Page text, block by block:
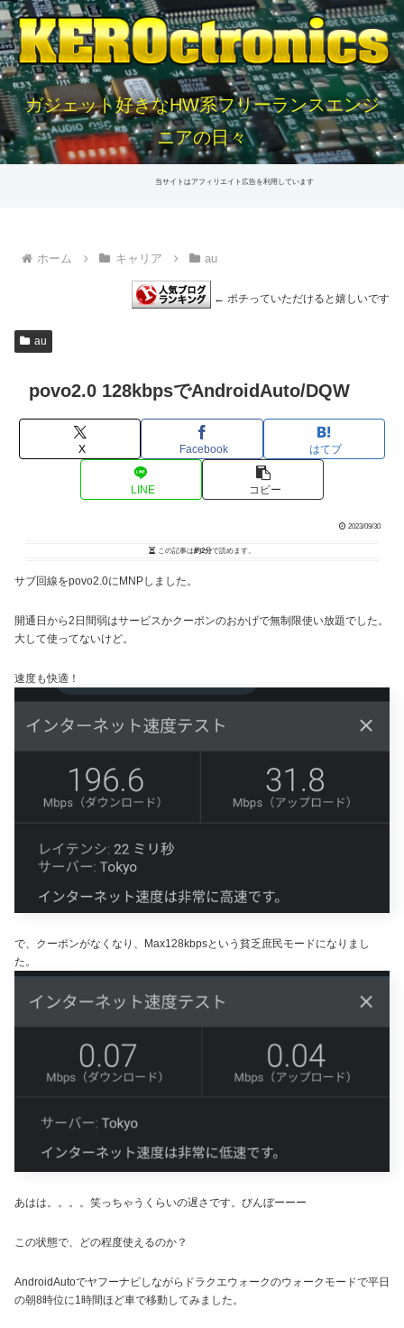
ガジェット好きなHW系フリーランスエンジ
ニアの日々
当サイトはアフィリエイト広告を利用しています
ホーム キャリア au
← ポチっていただけると嬉しいです
au
povo2.0 128kbpsでAndroidAuto/DQW
X Facebook はてブ
LINE コピー
2023/09/30
この記事は約2分で読めます。
サブ回線をpovo2.0にMNPしました。
開通日から2日間弱はサービスかクーポンのおかげで無制限使い放題でした。
大して使ってないけど。
速度も快適！
で、クーポンがなくなり、Max128kbpsという貧乏庶民モードになりまし
た。
あはは。。。。笑っちゃうくらいの遅さです。びんぼーーー
この状態で、どの程度使えるのか？
AndroidAutoでヤフーナビしながらドラクエウォークのウォークモードで平日
の朝8時位に1時間ほど車で移動してみました。